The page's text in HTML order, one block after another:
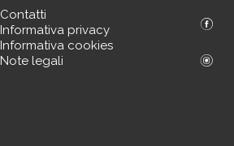
Contatti
Informativa privacy
Informativa cookies
Note legali